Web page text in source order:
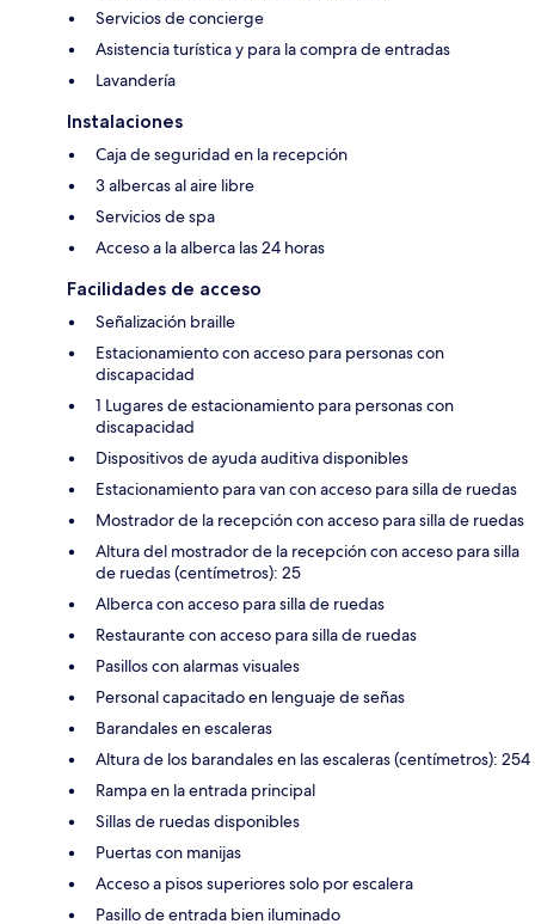
Servicios de concierge
Asistencia turística y para la compra de entradas
Lavandería
Instalaciones
Caja de seguridad en la recepción
3 albercas al aire libre
Servicios de spa
Acceso a la alberca las 24 horas
Facilidades de acceso
Señalización braille
Estacionamiento con acceso para personas con
discapacidad
1 Lugares de estacionamiento para personas con
discapacidad
Dispositivos de ayuda auditiva disponibles
Estacionamiento para van con acceso para silla de ruedas
Mostrador de la recepción con acceso para silla de ruedas
Altura del mostrador de la recepción con acceso para silla
de ruedas (centímetros): 25
Alberca con acceso para silla de ruedas
Restaurante con acceso para silla de ruedas
Pasillos con alarmas visuales
Personal capacitado en lenguaje de señas
Barandales en escaleras
Altura de los barandales en las escaleras (centímetros): 254
Rampa en la entrada principal
Sillas de ruedas disponibles
Puertas con manijas
Acceso a pisos superiores solo por escalera
Pasillo de entrada bien iluminado